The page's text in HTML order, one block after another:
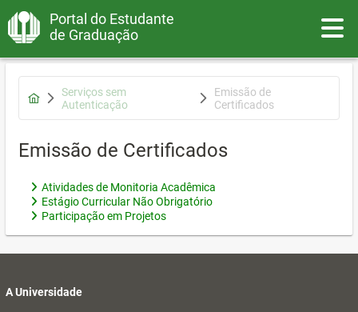
Portal do Estudante
de Graduação
Serviços sem
Autenticação
Emissão de
Certificados
Emissão de Certificados
Atividades de Monitoria Acadêmica
Estágio Curricular Não Obrigatório
Participação em Projetos
A Universidade